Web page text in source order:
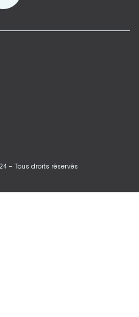
– Tous droits réservés